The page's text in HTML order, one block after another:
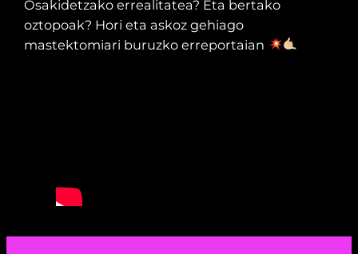
Osakidetzako errealitatea? Eta bertako
oztopoak? Hori eta askoz gehiago
mastektomiari buruzko erreportaian